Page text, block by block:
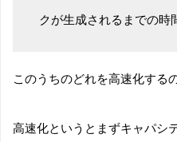
クが生成されるまでの時
このうちのどれを高速化する
高速化というとまずキャパシ